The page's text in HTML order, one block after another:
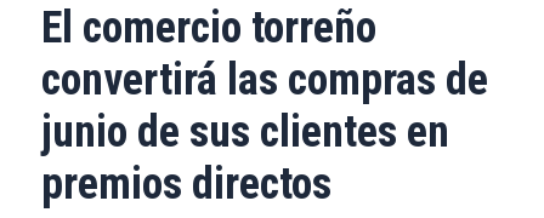
El comercio torreño
convertirá las compras de
junio de sus clientes en
premios directos